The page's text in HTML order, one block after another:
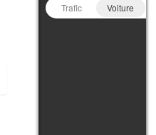
Trafic Voiture